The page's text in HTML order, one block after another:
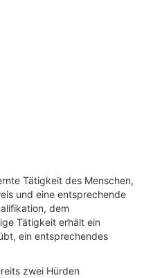
Tätigkeit des Menschen,
und eine entsprechende
dem
Tätigkeit erhält ein
ein entsprechendes
zwei Hürden